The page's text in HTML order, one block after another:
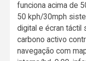
funciona acima de
50 kph/30mph
digital e écran táctil
carbono activo
navegação com